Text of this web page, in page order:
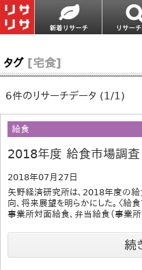
タグ [宅食]
6件のリサーチデータ (1/1)
給食
2018年度 給食市場調査
2018年07月27日
矢野経済研究所は、2018年度の給
向、将来展望を明らかにした。〈給
事業所対面給食、弁当給食（事業
続